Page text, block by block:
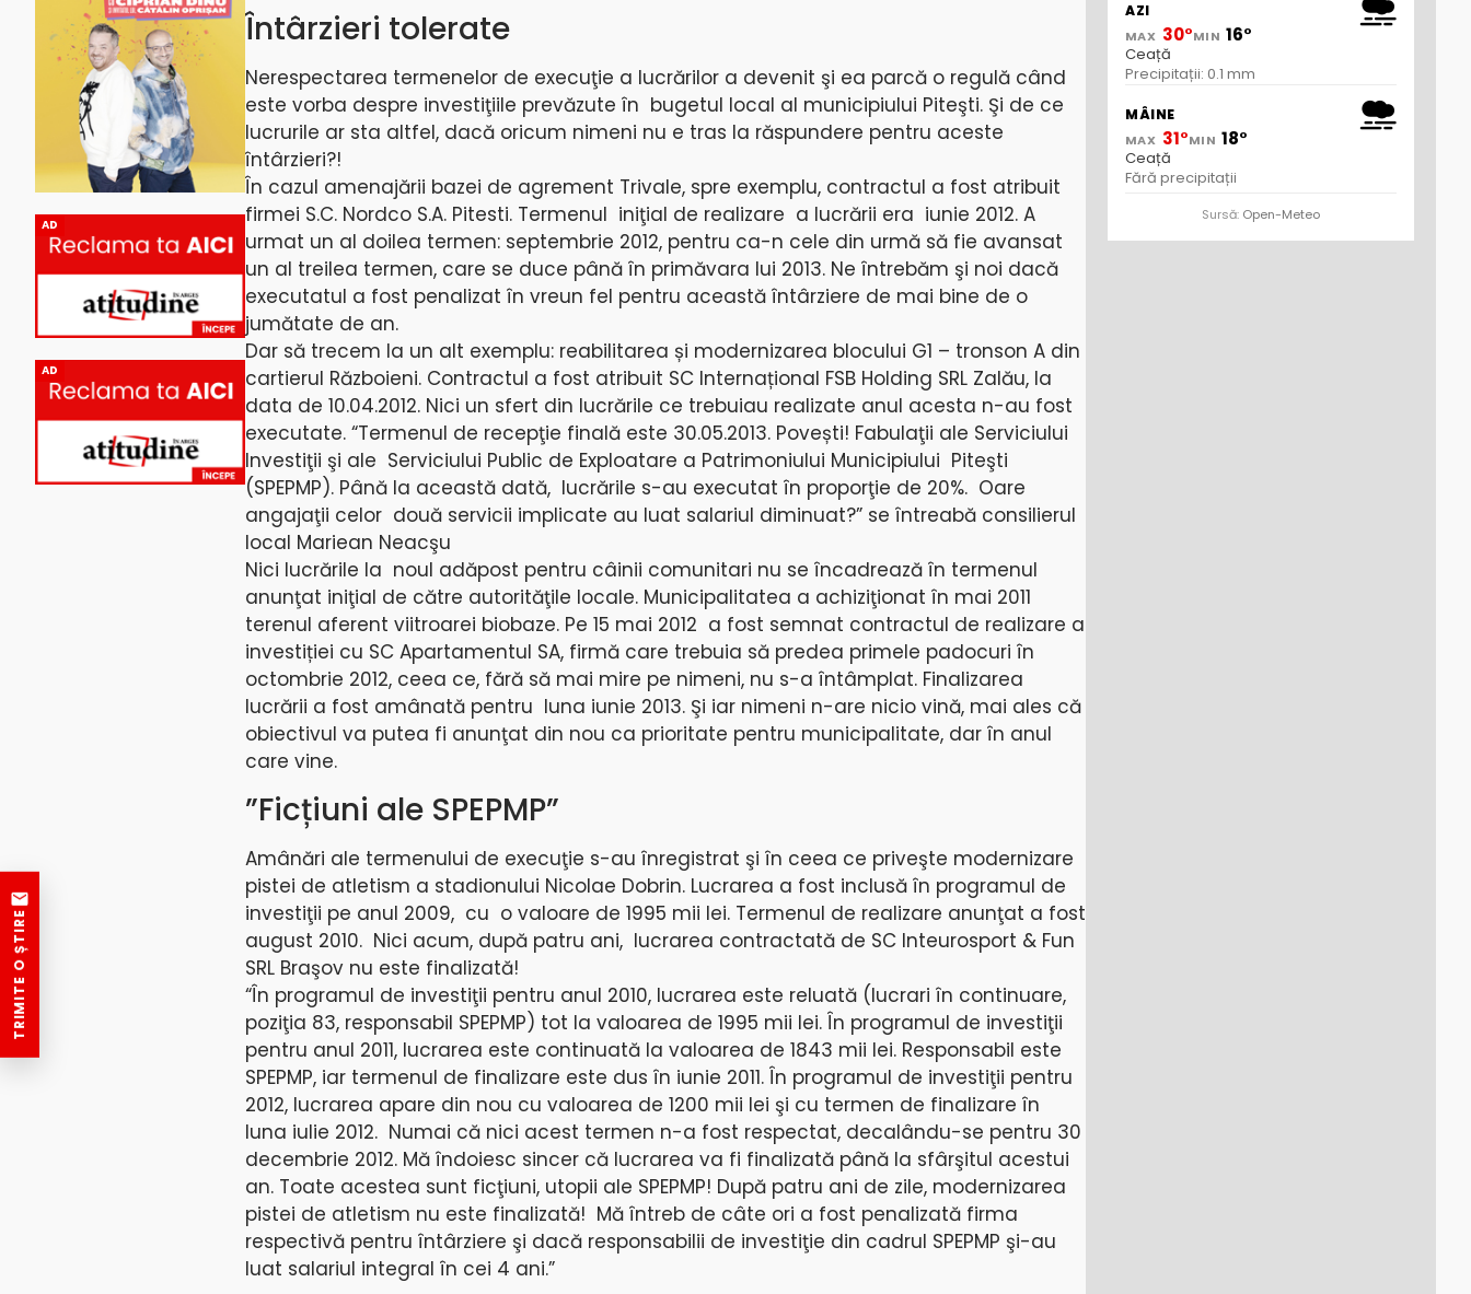
AD
AD
Întârzieri tolerate
Nerespectarea termenelor de execuţie a lucrărilor a devenit şi ea parcă o regulă când
este vorba despre investiţiile prevăzute în bugetul local al municipiului Piteşti. Şi de ce
lucrurile ar sta altfel, dacă oricum nimeni nu e tras la răspundere pentru aceste
întârzieri?!
În cazul amenajării bazei de agrement Trivale, spre exemplu, contractul a fost atribuit
firmei S.C. Nordco S.A. Pitesti. Termenul iniţial de realizare a lucrării era iunie 2012. A
urmat un al doilea termen: septembrie 2012, pentru ca-n cele din urmă să fie avansat
un al treilea termen, care se duce până în primăvara lui 2013. Ne întrebăm şi noi dacă
executatul a fost penalizat în vreun fel pentru această întârziere de mai bine de o
jumătate de an.
Dar să trecem la un alt exemplu: reabilitarea și modernizarea blocului G1 – tronson A din
cartierul Războieni. Contractul a fost atribuit SC Internațional FSB Holding SRL Zalău, la
data de 10.04.2012. Nici un sfert din lucrările ce trebuiau realizate anul acesta n-au fost
executate. “Termenul de recepţie finală este 30.05.2013. Povești! Fabulaţii ale Serviciului
Investiţii şi ale Serviciului Public de Exploatare a Patrimoniului Municipiului Piteşti
(SPEPMP). Până la această dată, lucrările s-au executat în proporţie de 20%. Oare
angajaţii celor două servicii implicate au luat salariul diminuat?” se întreabă consilierul
local Mariean Neacşu
Nici lucrările la noul adăpost pentru câinii comunitari nu se încadrează în termenul
anunţat iniţial de către autorităţile locale. Municipalitatea a achiziţionat în mai 2011
terenul aferent viitroarei biobaze. Pe 15 mai 2012 a fost semnat contractul de realizare a
investiției cu SC Apartamentul SA, firmă care trebuia să predea primele padocuri în
octombrie 2012, ceea ce, fără să mai mire pe nimeni, nu s-a întâmplat. Finalizarea
lucrării a fost amânată pentru luna iunie 2013. Şi iar nimeni n-are nicio vină, mai ales că
obiectivul va putea fi anunţat din nou ca prioritate pentru municipalitate, dar în anul
care vine.
”Ficțiuni ale SPEPMP”
Amânări ale termenului de execuţie s-au înregistrat şi în ceea ce priveşte modernizare
pistei de atletism a stadionului Nicolae Dobrin. Lucrarea a fost inclusă în programul de
investiţii pe anul 2009, cu o valoare de 1995 mii lei. Termenul de realizare anunţat a fost
august 2010. Nici acum, după patru ani, lucrarea contractată de SC Inteurosport & Fun
SRL Braşov nu este finalizată!
“În programul de investiţii pentru anul 2010, lucrarea este reluată (lucrari în continuare,
poziţia 83, responsabil SPEPMP) tot la valoarea de 1995 mii lei. În programul de investiţii
pentru anul 2011, lucrarea este continuată la valoarea de 1843 mii lei. Responsabil este
SPEPMP, iar termenul de finalizare este dus în iunie 2011. În programul de investiţii pentru
2012, lucrarea apare din nou cu valoarea de 1200 mii lei şi cu termen de finalizare în
luna iulie 2012. Numai că nici acest termen n-a fost respectat, decalându-se pentru 30
decembrie 2012. Mă îndoiesc sincer că lucrarea va fi finalizată până la sfârşitul acestui
an. Toate acestea sunt ficţiuni, utopii ale SPEPMP! După patru ani de zile, modernizarea
pistei de atletism nu este finalizată! Mă întreb de câte ori a fost penalizată firma
respectivă pentru întârziere şi dacă responsabilii de investiţie din cadrul SPEPMP şi-au
luat salariul integral în cei 4 ani.”
AZI
MAX 30°MIN 16°
Ceață
Precipitații: 0.1 mm
MÂINE
MAX 31°MIN 18°
Ceață
Fără precipitații
Sursă: Open-Meteo
TRIMITE O ȘTIRE